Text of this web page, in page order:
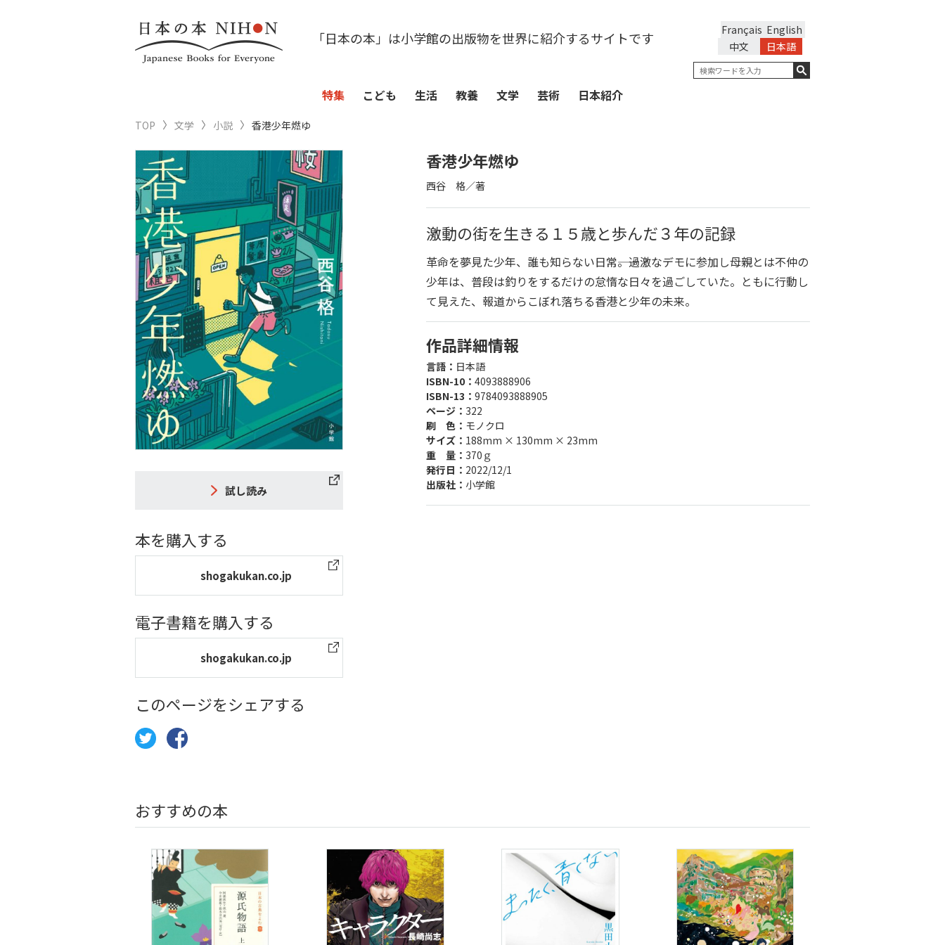
「日本の本」は小学館の出版物を世界に紹介するサイトです English
Français
日本語
中文
特集 こども 生活 教養 文学 芸術 日本紹介
TOP 文学 小説 香港少年燃ゆ
香港少年燃ゆ
西谷 格／著
激動の街を生きる１５歳と歩んだ３年の記録
革命を夢見た少年、誰も知らない日常――。過激なデモに参加し母親とは不仲の
少年は、普段は釣りをするだけの怠惰な日々を過ごしていた。ともに行動し
て見えた、報道からこぼれ落ちる香港と少年の未来。
作品詳細情報
言語： 日本語
ISBN-10： 4093888906
ISBN-13： 9784093888905
ページ： 322
刷 色： モノクロ
サイズ： 188mm × 130mm × 23mm
重 量： 370ｇ
発行日： 2022/12/1
出版社： 小学館
試し読み
本を購入する
shogakukan.co.jp
電子書籍を購入する
shogakukan.co.jp
このページをシェアする
おすすめの本